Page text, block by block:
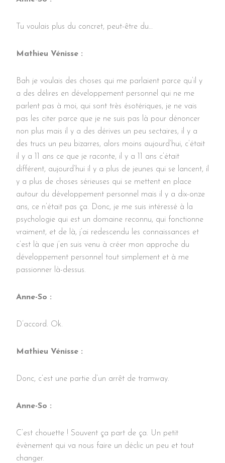
Tu voulais plus du concret, peut-être du…
Mathieu Vénisse :
Bah je voulais des choses qui me parlaient parce qu’il y
a des délires en développement personnel qui ne me
parlent pas à moi, qui sont très ésotériques, je ne vais
pas les citer parce que je ne suis pas là pour dénoncer
non plus mais il y a des dérives un peu sectaires, il y a
des trucs un peu bizarres, alors moins aujourd’hui, c’était
il y a 11 ans ce que je raconte, il y a 11 ans c’était
différent, aujourd’hui il y a plus de jeunes qui se lancent, il
y a plus de choses sérieuses qui se mettent en place
autour du développement personnel mais il y a dix-onze
ans, ce n’était pas ça. Donc, je me suis intéressé à la
psychologie qui est un domaine reconnu, qui fonctionne
vraiment, et de là, j’ai redescendu les connaissances et
c’est là que j’en suis venu à créer mon approche du
développement personnel tout simplement et à me
passionner là-dessus.
Anne-So :
D’accord. Ok.
Mathieu Vénisse :
Donc, c’est une partie d’un arrêt de tramway.
Anne-So :
C’est chouette ! Souvent ça part de ça. Un petit
évènement qui va nous faire un déclic un peu et tout
changer.